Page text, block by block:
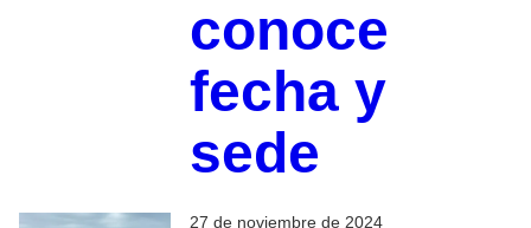
conoce
fecha y
sede
27 de noviembre de 2024